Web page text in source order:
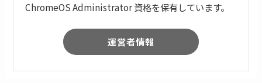
ChromeOS Administrator 資格を保有しています。
運営者情報